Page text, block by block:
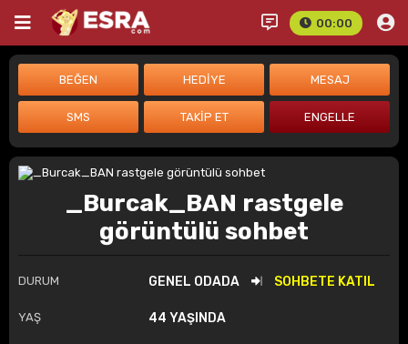
00:00
_Burcak_BAN rastgele
görüntülü sohbet
DURUM GENEL ODADA SOHBETE KATIL
YAŞ 44 YAŞINDA